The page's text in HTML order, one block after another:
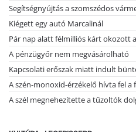
Segítségnyújtás a szomszédos
Kiégett egy autó Marcalinál
Pár nap alatt félmilliós kárt okozott
A pénzügyőr nem megvásárolható
Kapcsolati erőszak miatt indult
A szén-monoxid-érzékelő hívta fel a
A szél megnehezítette a tűzoltók